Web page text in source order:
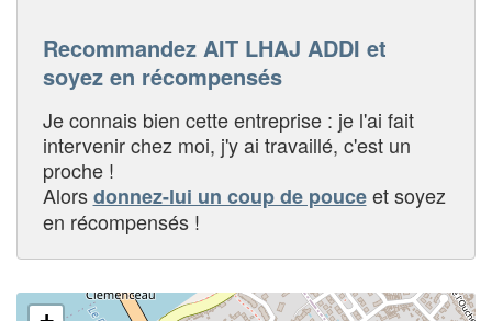
Recommandez AIT LHAJ ADDI et
soyez en récompensés
Je connais bien cette entreprise : je l'ai fait
intervenir chez moi, j'y ai travaillé, c'est un
proche !
Alorsdonnez-lui un coup de pouceet soyez
en récompensés !